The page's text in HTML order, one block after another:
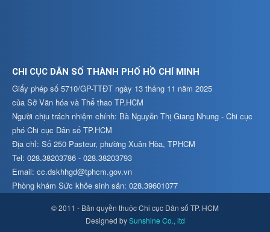
CHI CỤC DÂN SỐ THÀNH PHỐ HỒ CHÍ MINH
Giấy phép số 5710/GP-TTĐT ngày 13 tháng 11 năm 2025
của Sở Văn hóa và Thể thao TP.HCM
Người chịu trách nhiệm chính: Bà Nguyễn Thị Giang Nhung - Chi cục
phó Chi cục Dân số TP.HCM
Địa chỉ: Số 250 Pasteur, phường Xuân Hòa, TPHCM
Tel: 028.38203786 - 028.38203793
Email: cc.dskhhgd@tphcm.gov.vn
Phòng khám Sức khỏe sinh sản: 028.39601077
© 2011 - Bản quyền thuộc Chi cục Dân số TP. HCM
Designed bySunshine Co., ltd